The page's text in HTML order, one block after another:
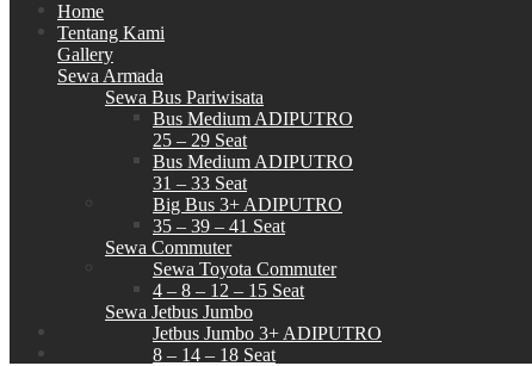
Home
Tentang Kami
Gallery
Sewa Armada
Sewa Bus Pariwisata
Bus Medium ADIPUTRO
25 – 29 Seat
Bus Medium ADIPUTRO
31 – 33 Seat
Big Bus 3+ ADIPUTRO
35 – 39 – 41 Seat
Sewa Commuter
Sewa Toyota Commuter
4 – 8 – 12 – 15 Seat
Sewa Jetbus Jumbo
Jetbus Jumbo 3+ ADIPUTRO
8 – 14 – 18 Seat